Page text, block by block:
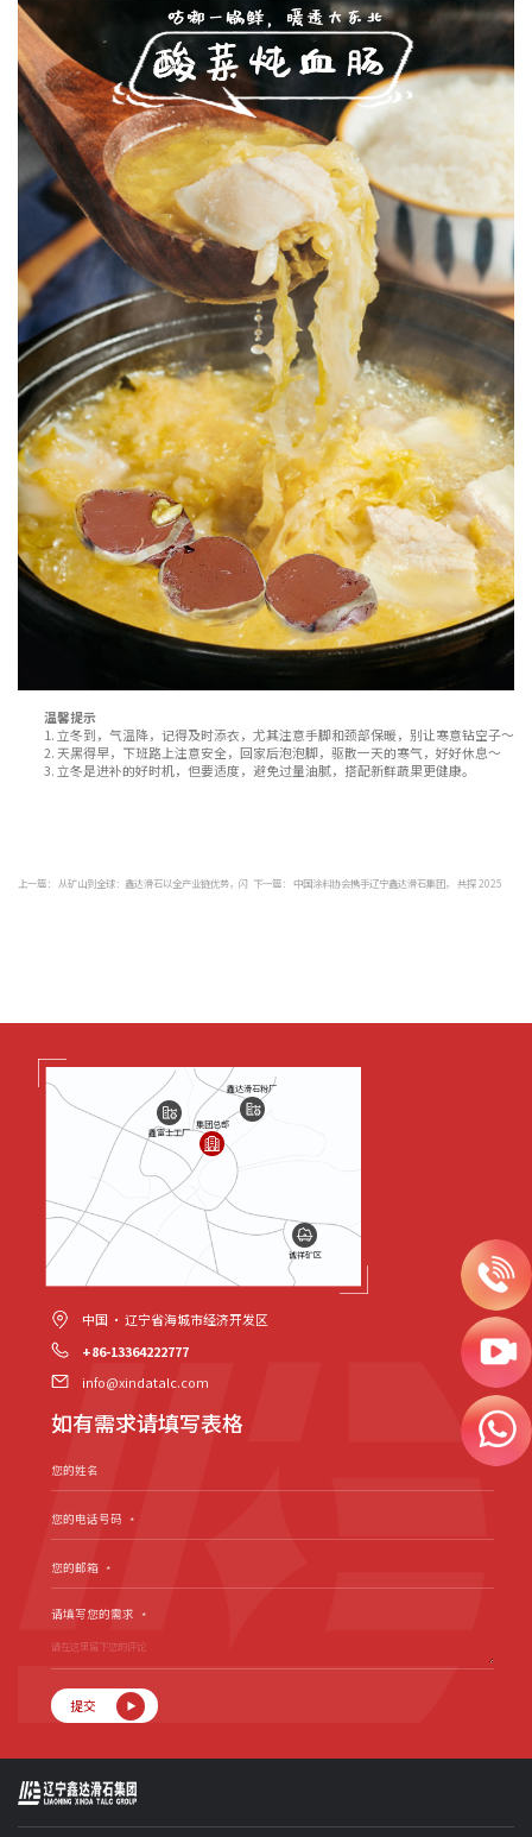
温馨提示
1. 立冬到，气温降，记得及时添衣，尤其注意手脚和颈部保暖，别让寒意钻空子～
2. 天黑得早，下班路上注意安全，回家后泡泡脚，驱散一天的寒气，好好休息～
3. 立冬是进补的好时机，但要适度，避免过量油腻，搭配新鲜蔬果更健康。
上一篇： 从矿山到全球：鑫达滑石以全产业链优势，闪 下一篇：中国涂料协会携手辽宁鑫达滑石集团， 共探 2025
集团总部
鑫富士工厂
鑫达滑石粉厂
诚祥矿区
中国 · 辽宁省海城市经济开发区
+86-13364222777
info@xindatalc.com
如有需求请填写表格
您的姓名
您的电话号码 *
您的邮箱 *
请填写您的需求 *
提交